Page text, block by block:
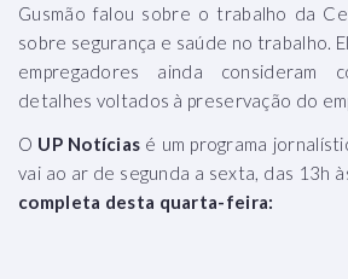
Gusmão falou sobre o trabalho da
sobre segurança e saúde no trabalho.
empregadores ainda consideram
detalhes voltados à preservação do
O UP Notícias é um programa
vai ao ar de segunda a sexta, das 13h
completa desta quarta-feira: